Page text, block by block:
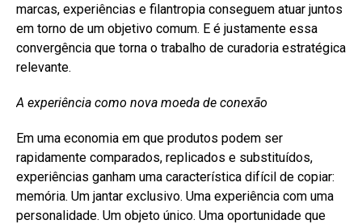
marcas, experiências e filantropia conseguem atuar juntos
em torno de um objetivo comum. E é justamente essa
convergência que torna o trabalho de curadoria estratégica
relevante.
A experiência como nova moeda de conexão
Em uma economia em que produtos podem ser
rapidamente comparados, replicados e substituídos,
experiências ganham uma característica difícil de copiar:
memória. Um jantar exclusivo. Uma experiência com uma
personalidade. Um objeto único. Uma oportunidade que